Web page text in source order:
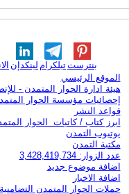
لينكدإن تيلكرامبنترست
الموقع الرئيسي
هيئة ادارة الحوار المتمدن -
إحصائيات مؤسسة الحوار
قواعد النشر
ابرز كتاب / كاتبات الحوار
يوتيوب التمدن
مكتبة التمدن
عدد الزوار: 3,428,419,734
اضافة موضوع جديد
اضافة الاخبار
حملات الحوار المتمدن التضامنية